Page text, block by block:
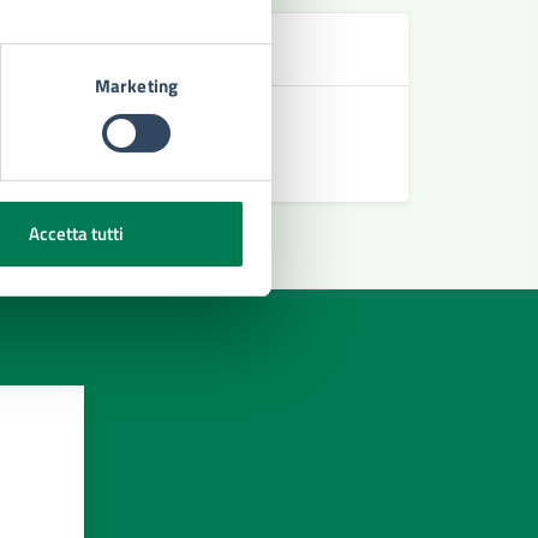
Marketing
Accetta tutti